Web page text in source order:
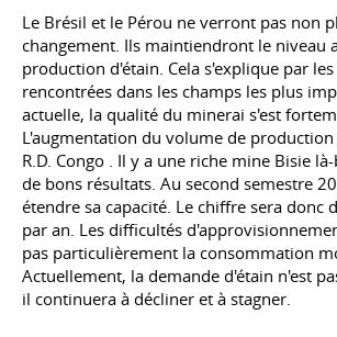
Le Brésil et le Pérou ne verront pas non
changement. Ils maintiendront le niveau
production d'étain. Cela s'explique par
rencontrées dans les champs les plus
actuelle, la qualité du minerai s'est
L'augmentation du volume de production
R.D. Congo . Il y a une riche mine Bisie
de bons résultats. Au second semestre
étendre sa capacité. Le chiffre sera donc
par an. Les difficultés
pas particulièrement la consommation
Actuellement, la demande d'étain n'est
il continuera à décliner et à stagner.